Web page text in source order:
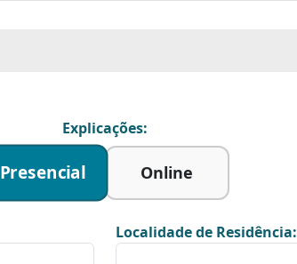
Explicações:
Presencial Online
Localidade de Residência: